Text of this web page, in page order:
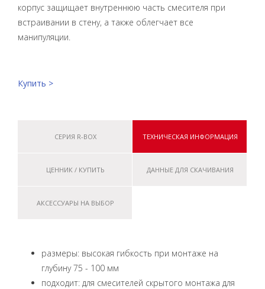
корпус защищает внутреннюю часть смесителя при
встраивании в стену, а также облегчает все
манипуляции.
Купить >
СЕРИЯ R-BOX ТЕХНИЧЕСКАЯ ИНФОРМАЦИЯ
ЦЕННИК / КУПИТЬ ДАННЫЕ ДЛЯ СКАЧИВАНИЯ
АКСЕССУАРЫ НА ВЫБОР
размеры: высокая гибкость при монтаже на
глубину 75 - 100 мм
подходит: для смесителей скрытого монтажа для